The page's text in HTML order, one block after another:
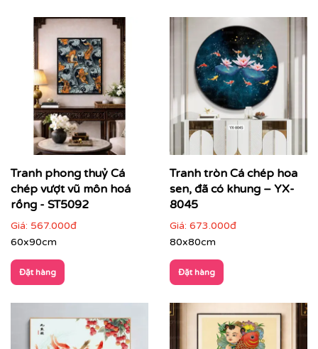
Tranh phong thuỷ Cá
chép vượt vũ môn hoá
rồng - ST5092
Giá: 567.000đ
60x90cm
Đặt hàng
Tranh tròn Cá chép hoa
sen, đã có khung – YX-
8045
Giá: 673.000đ
80x80cm
Đặt hàng